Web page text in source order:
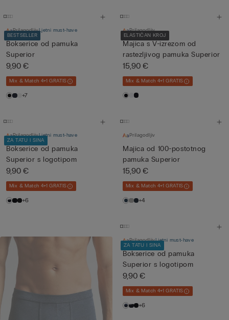
BESTSELLER
PrilagodljivLjetni must-have
Bokserice od pamuka
Superior
9,90 €
Mix & Match 4+1 GRATIS
+7
ELASTIČAN KROJ
Prilagodljiv
Majica s V-izrezom od
rastezljivog pamuka Superior
15,90 €
Mix & Match 4+1 GRATIS
ZA TATU I SINA
PrilagodljivLjetni must-have
Bokserice od pamuka
Superior s logotipom
9,90 €
Mix & Match 4+1 GRATIS
+6
Prilagodljiv
Majica od 100-postotnog
pamuka Superior
15,90 €
Mix & Match 4+1 GRATIS
+4
ZA TATU I SINA
PrilagodljivLjetni must-have
Bokserice od pamuka
Superior s logotipom
9,90 €
Mix & Match 4+1 GRATIS
+6